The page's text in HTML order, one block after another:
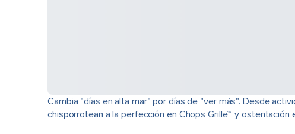
Cambia "días en alta mar" por días de "ver más". Desde
chisporrotean a la perfección en Chops Grille℠ y